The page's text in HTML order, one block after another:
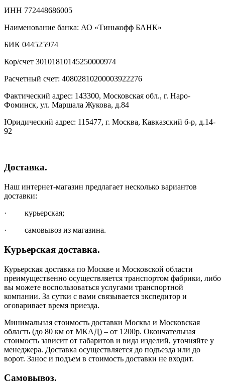
ИНН 772448686005
Наименование банка: АО «Тинькофф БАНК»
БИК 044525974
Кор/счет 30101810145250000974
Расчетный счет: 40802810200003922276
Фактический адрес: 143300, Московская обл., г. Наро-
Фоминск, ул. Маршала Жукова, д.84
Юридический адрес: 115477, г. Москва, Кавказский б-р, д.14-
92
Доставка.
Наш интернет-магазин предлагает несколько вариантов
доставки:
· курьерская;
· самовывоз из магазина.
Курьерская доставка.
Курьерская доставка по Москве и Московской области
преимущественно осуществляется транспортом фабрики, либо
вы можете воспользоваться услугами транспортной
компании. За сутки с вами связывается экспедитор и
оговаривает время приезда.
Минимальная стоимость доставки Москва и Московская
область (до 80 км от МКАД) – от 1200р. Окончательная
стоимость зависит от габаритов и вида изделий, уточняйте у
менеджера. Доставка осуществляется до подъезда или до
ворот. Занос и подъем в стоимость доставки не входит.
Самовывоз.